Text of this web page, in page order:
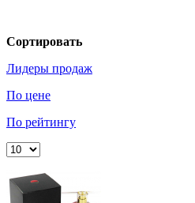
Сортировать
Лидеры продаж
По цене
По рейтингу